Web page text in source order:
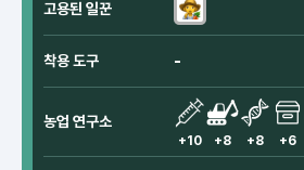
고용된 일꾼
착용 도구 -
농업 연구소
+10 +8 +8 +6